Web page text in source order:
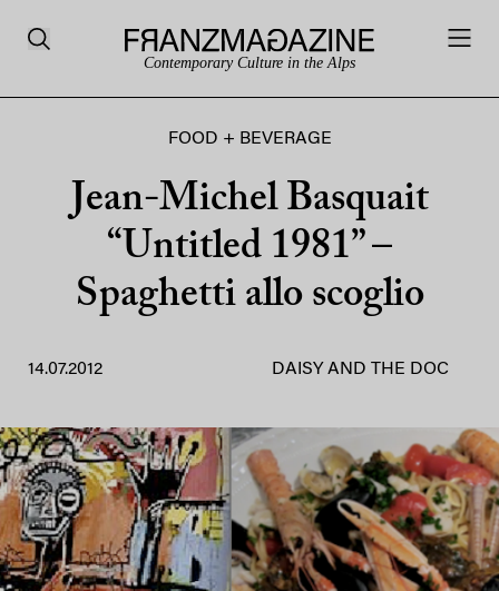
Contemporary Culture in the Alps
FOOD + BEVERAGE
Jean-Michel Basquait
“Untitled 1981” –
Spaghetti allo scoglio
14.07.2012 DAISY AND THE DOC